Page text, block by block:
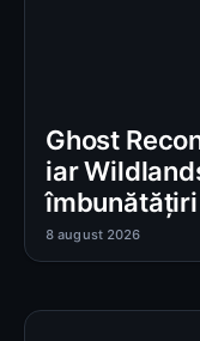
Ghost
iar
îmbunătățiri
8 august 2026